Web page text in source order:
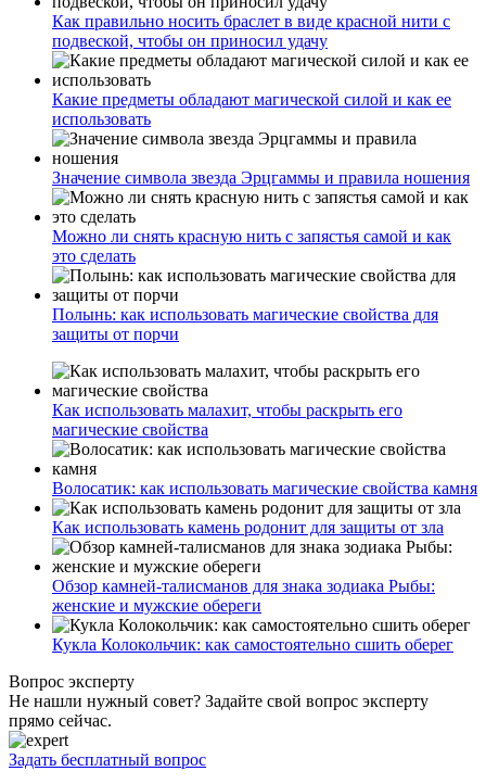
Как правильно носить браслет в виде красной нити с
подвеской, чтобы он приносил удачу
Какие предметы обладают магической силой и как ее
использовать
Значение символа звезда Эрцгаммы и правила ношения
Можно ли снять красную нить с запястья самой и как
это сделать
Полынь: как использовать магические свойства для
защиты от порчи
Как использовать малахит, чтобы раскрыть его
магические свойства
Волосатик: как использовать магические свойства камня
Как использовать камень родонит для защиты от зла
Обзор камней-талисманов для знака зодиака Рыбы:
женские и мужские обереги
Кукла Колокольчик: как самостоятельно сшить оберег
Вопрос эксперту
Не нашли нужный совет? Задайте свой вопрос эксперту
прямо сейчас.
Задать бесплатный вопрос